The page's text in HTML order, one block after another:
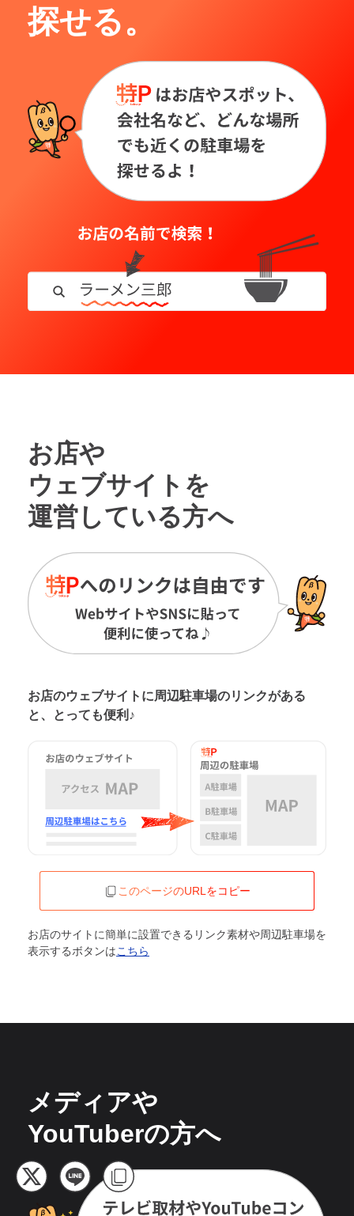
探せる。
お店や
ウェブサイトを
運営している方へ
お店のウェブサイトに周辺駐車場のリンクがある
と、とっても便利♪
このページのURLをコピー
お店のサイトに簡単に設置できるリンク素材や周辺駐車場を
表示するボタンはこちら
メディアや
YouTuberの方へ